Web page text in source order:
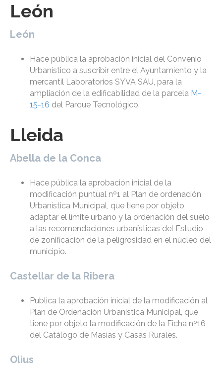
León
León
Hace pública la aprobación inicial del Convenio
Urbanístico a suscribir entre el Ayuntamiento y la
mercantil Laboratorios SYVA SAU, para la
ampliación de la edificabilidad de la parcela M-
15-16 del Parque Tecnológico.
Lleida
Abella de la Conca
Hace pública la aprobación inicial de la
modificación puntual nº1 al Plan de ordenación
Urbanística Municipal, que tiene por objeto
adaptar el límite urbano y la ordenación del suelo
a las recomendaciones urbanísticas del Estudio
de zonificación de la peligrosidad en el núcleo del
municipio.
Castellar de la Ribera
Publica la aprobación inicial de la modificación al
Plan de Ordenación Urbanística Municipal, que
tiene por objeto la modificación de la Ficha nº16
del Catálogo de Masías y Casas Rurales.
Olius